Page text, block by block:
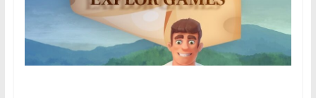
l’étranger
assouvir